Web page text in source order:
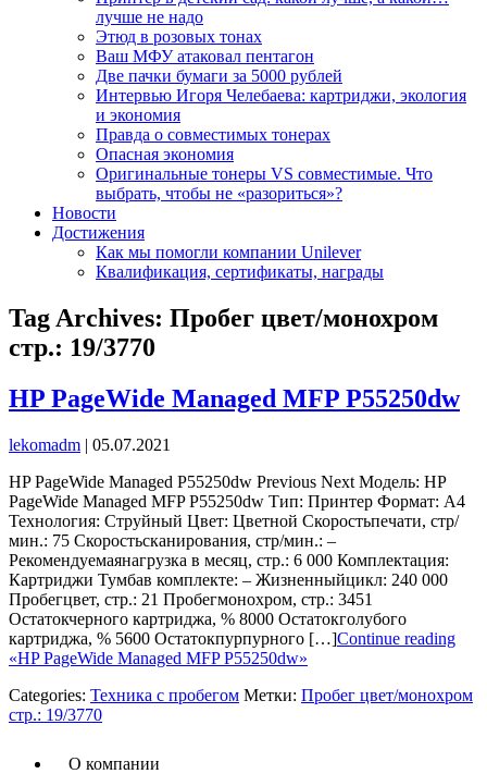
лучше не надо
Этюд в розовых тонах
Ваш МФУ атаковал пентагон
Две пачки бумаги за 5000 рублей
Интервью Игоря Челебаева: картриджи, экология
и экономия
Правда о совместимых тонерах
Опасная экономия
Оригинальные тонеры VS совместимые. Что
выбрать, чтобы не «разориться»?
Новости
Достижения
Как мы помогли компании Unilever
Квалификация, сертификаты, награды
Tag Archives: Пробег цвет/монохром
стр.: 19/3770
HP PageWide Managed MFP P55250dw
lekomadm | 05.07.2021
HP PageWide Managed P55250dw Previous Next Модель: HP
PageWide Managed MFP P55250dw Тип: Принтер Формат: А4
Технология: Струйный Цвет: Цветной Скоростьпечати, стр/
мин.: 75 Скоростьсканирования, стр/мин.: –
Рекомендуемаянагрузка в месяц, стр.: 6 000 Комплектация:
Картриджи Тумбав комплекте: – Жизненныйцикл: 240 000
Пробегцвет, стр.: 21 Пробегмонохром, стр.: 3451
Остатокчерного картриджа, % 8000 Остатокголубого
картриджа, % 5600 Остатокпурпурного […]Continue reading
«HP PageWide Managed MFP P55250dw»
Categories: Техника с пробегом Метки: Пробег цвет/монохром
стр.: 19/3770
О компании